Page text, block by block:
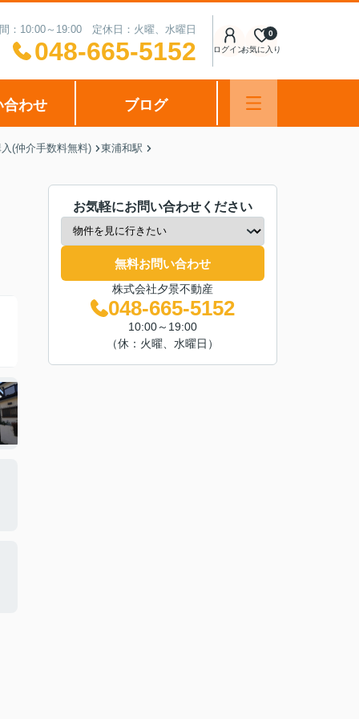
：10:00～19:00 定休日：火曜、水曜日
048-665-5152 ログインお気に入り
0
合わせ ブログ
(仲介手数料無料) 東浦和駅
お気軽にお問い合わせください
無料お問い合わせ
株式会社夕景不動産
048-665-5152
10:00～19:00
（休：火曜、水曜日）